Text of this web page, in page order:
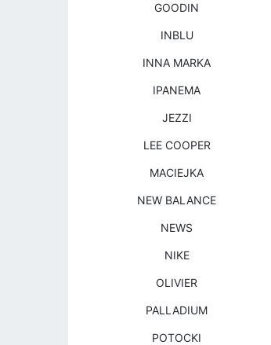
GOODIN
INBLU
INNA MARKA
IPANEMA
JEZZI
LEE COOPER
MACIEJKA
NEW BALANCE
NEWS
NIKE
OLIVIER
PALLADIUM
POTOCKI